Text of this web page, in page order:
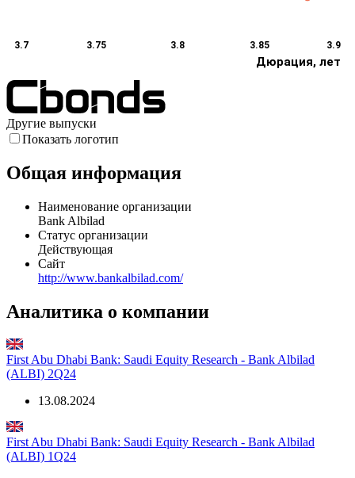
Дюрация, лет
3.7 3.75 3.8 3.85 3.9
Другие выпуски
Показать логотип
Общая информация
Наименование организации
Bank Albilad
Статус организации
Действующая
Сайт
http://www.bankalbilad.com/
Аналитика о компании
First Abu Dhabi Bank: Saudi Equity Research - Bank Albilad
(ALBI) 2Q24
13.08.2024
First Abu Dhabi Bank: Saudi Equity Research - Bank Albilad
(ALBI) 1Q24